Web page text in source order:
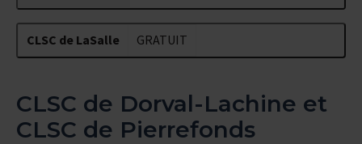
CLSC de LaSalle GRATUIT
CLSC de Dorval-Lachine et
CLSC de Pierrefonds